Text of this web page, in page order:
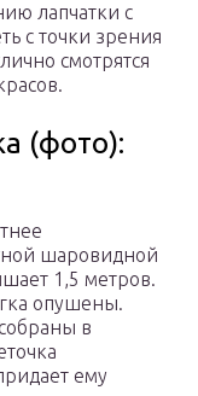
лапчатки с
с точки зрения
смотрятся
(фото):
шаровидной
1,5 метров.
опушены.
в
ему